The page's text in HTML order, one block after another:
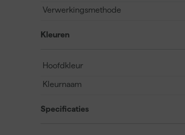
Verwerkingsmethode
Kleuren
Hoofdkleur
Kleurnaam
Specificaties